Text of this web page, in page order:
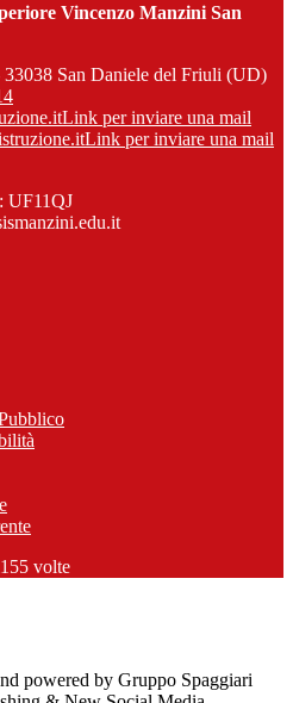
Vincenzo Manzini San
San Daniele del Friuli (UD)
Link per inviare una mail
Link per inviare una mail
UF11QJ
volte
powered by Gruppo Spaggiari